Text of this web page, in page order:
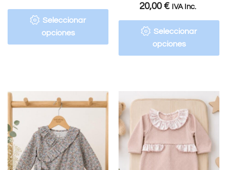
Seleccionar
opciones
20,00€ IVA Inc.
Seleccionar
opciones